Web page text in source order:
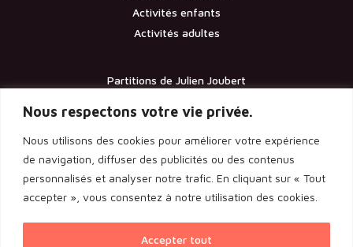
Nous respectons votre vie privée.
Nous utilisons des cookies pour améliorer votre expérience
de navigation, diffuser des publicités ou des contenus
personnalisés et analyser notre trafic. En cliquant sur « Tout
accepter », vous consentez à notre utilisation des cookies.
Accepter tout
Activités enfants
Activités adultes
Partitions de Julien Joubert
Documents
Les statuts de l’association
Licence d’entrepreneur de spectacle
Rapport de l’assemblée générale 2024